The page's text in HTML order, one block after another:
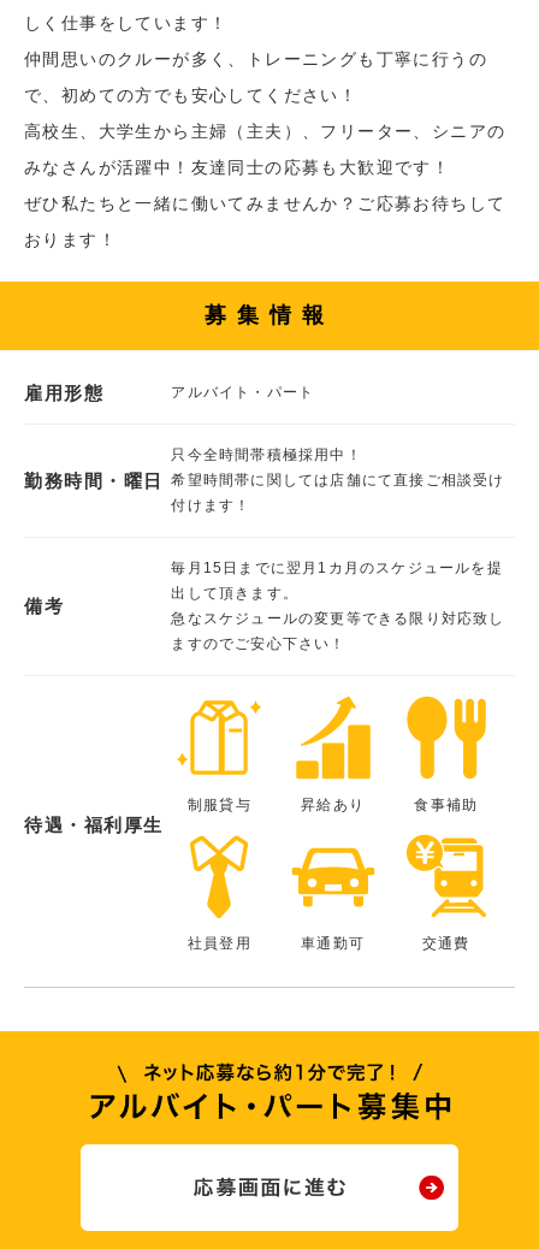
しく仕事をしています！
仲間思いのクルーが多く、トレーニングも丁寧に行うの
で、初めての方でも安心してください！
高校生、大学生から主婦（主夫）、フリーター、シニアの
みなさんが活躍中！友達同士の応募も大歓迎です！
ぜひ私たちと一緒に働いてみませんか？ご応募お待ちして
おります！
募集情報
雇用形態 アルバイト・パート
勤務時間・曜日
只今全時間帯積極採用中！
希望時間帯に関しては店舗にて直接ご相談受け
付けます！
備考
毎月15日までに翌月1カ月のスケジュールを提
出して頂きます。
急なスケジュールの変更等できる限り対応致し
ますのでご安心下さい！
待遇・福利厚生
制服貸与 昇給あり 食事補助
社員登用 車通勤可 交通費